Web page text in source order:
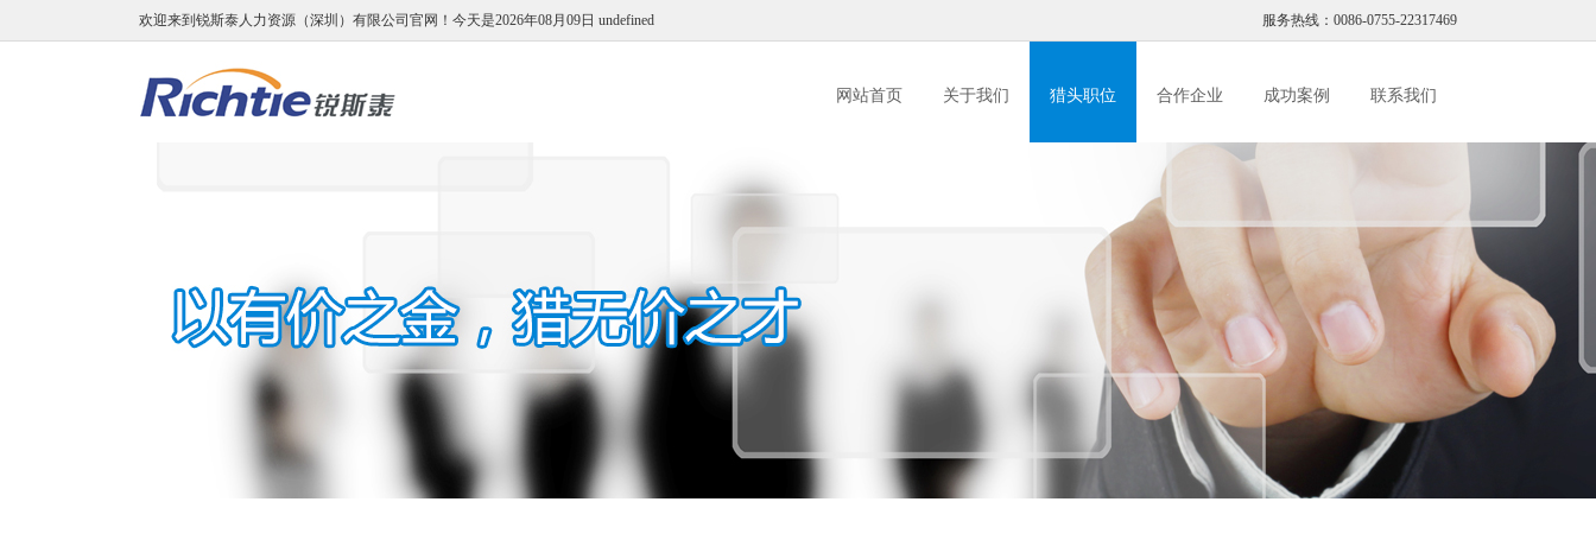
欢迎来到锐斯泰人力资源（深圳）有限公司官网！ 今天是2026年08月09日 undefined 服务热线：0086-0755-22317469
网站首页 关于我们 猎头职位 合作企业 成功案例 联系我们